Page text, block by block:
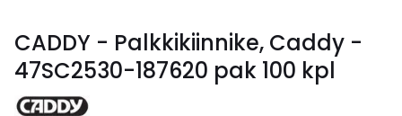
CADDY - Palkkikiinnike, Caddy -
47SC2530-187620 pak 100 kpl